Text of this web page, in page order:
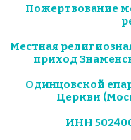
Пожертвование
Местная
приход
Одинцовской
Церкви
ИНН